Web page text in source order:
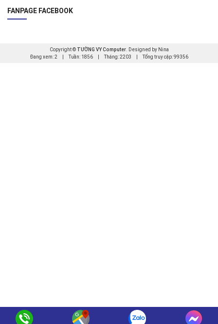
FANPAGE FACEBOOK
Copyright © TƯỜNG VY Computer. Designed by Nina
Đang xem: 2
Tuần: 1856 Tháng: 2203 Tổng truy cập: 99356